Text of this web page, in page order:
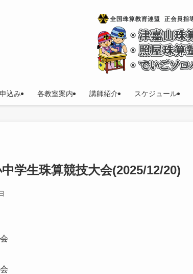
込み 各教室案内 講師紹介 スケジュール
学生珠算競技大会(2025/12/20)